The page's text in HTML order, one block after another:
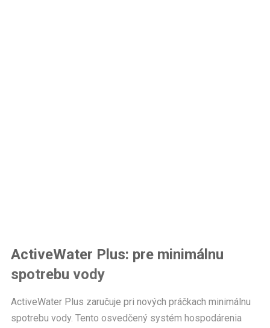
ActiveWater Plus: pre minimálnu
spotrebu vody
ActiveWater Plus zaručuje pri nových práčkach minimálnu
spotrebu vody. Tento osvedčený systém hospodárenia